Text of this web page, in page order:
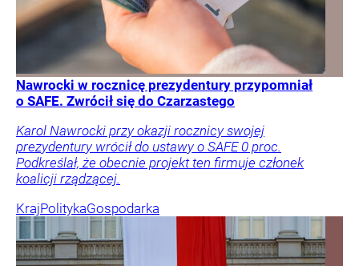
Nawrocki w rocznicę prezydentury przypomniał
o SAFE. Zwrócił się do Czarzastego
Karol Nawrocki przy okazji rocznicy swojej
prezydentury wrócił do ustawy o SAFE 0 proc.
Podkreślał, że obecnie projekt ten firmuje członek
koalicji rządzącej.
KrajPolitykaGospodarka